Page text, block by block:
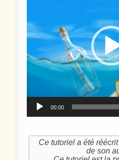
00:00
Ce tutoriel a été
de son